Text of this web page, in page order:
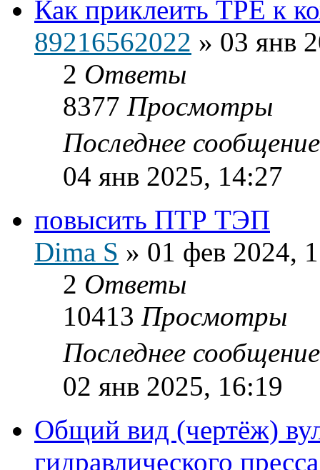
Как приклеить ТРЕ к
89216562022 » 03 янв
2 Ответы
8377 Просмотры
Последнее
04 янв 2025, 14:27
повысить ПТР ТЭП
Dima S » 01 фев 2024,
2 Ответы
10413 Просмотры
Последнее
02 янв 2025, 16:19
Общий вид (чертёж)
гидравлического пресса